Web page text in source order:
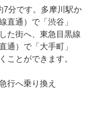
7分です。多摩川駅か
直通）で「渋谷」
た街へ、東急目黒線
通）で「大手町」
ことができます。
行へ乗り換え